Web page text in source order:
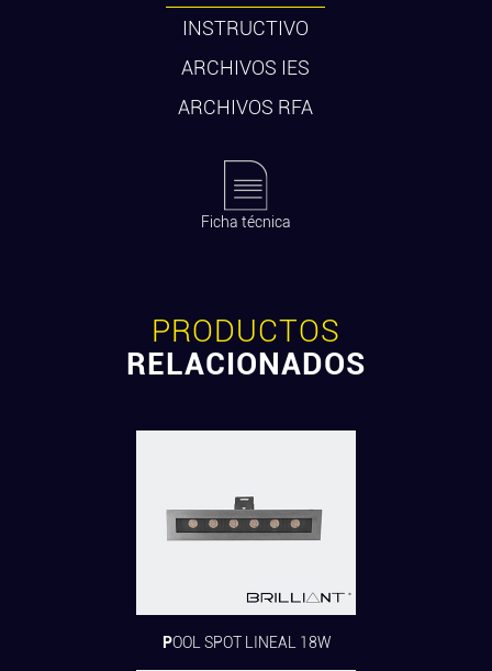
INSTRUCTIVO
ARCHIVOS IES
ARCHIVOS RFA
Ficha técnica
PRODUCTOS
RELACIONADOS
POOL SPOT LINEAL 18W